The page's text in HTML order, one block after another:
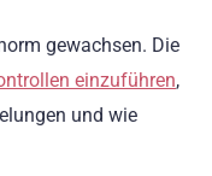
gewachsen. Die
einzuführen,
und wie